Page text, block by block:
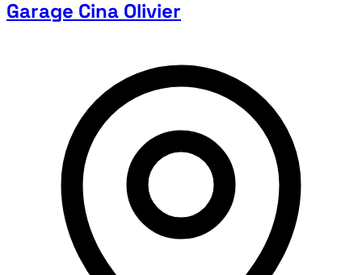
Garage Cina Olivier